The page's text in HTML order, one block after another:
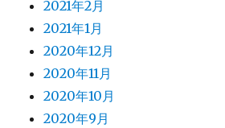
2021年2月
2021年1月
2020年12月
2020年11月
2020年10月
2020年9月